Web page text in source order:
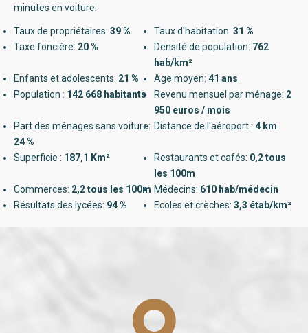
minutes en voiture.
Taux de propriétaires: 39 % Taux d'habitation: 31 %
Taxe foncière: 20 % Densité de population: 762
hab/km²
Enfants et adolescents: 21 % Age moyen: 41 ans
Population : 142 668 habitants Revenu mensuel par ménage: 2
950 euros / mois
Part des ménages sans voiture:
24 %
Distance de l'aéroport : 4 km
Superficie : 187,1 Km² Restaurants et cafés: 0,2 tous
les 100m
Commerces: 2,2 tous les 100m Médecins: 610 hab/médecin
Résultats des lycées: 94 % Ecoles et crèches: 3,3 étab/km²